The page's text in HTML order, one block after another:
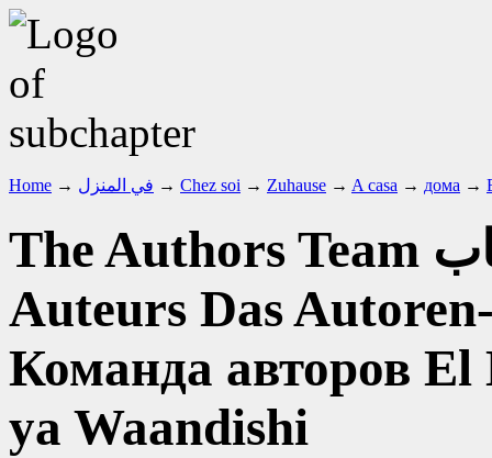
Home → في المنزل → Chez soi → Zuhause → A casa → дома →
The Authors Team
Auteurs Das
Команда авторов El
ya Waandishi